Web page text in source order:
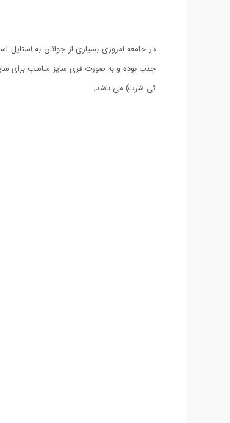
در جامعه امروزی بسیاری از جوانان به
تی شرت) می باشد.